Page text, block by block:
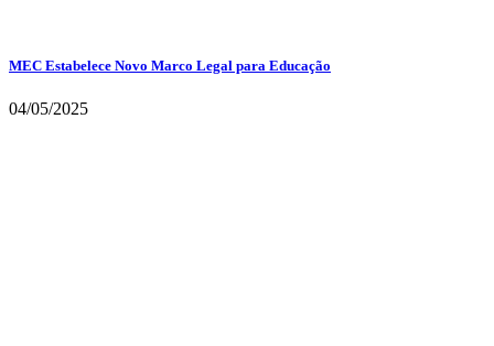
MEC Estabelece Novo Marco Legal para Educação
04/05/2025